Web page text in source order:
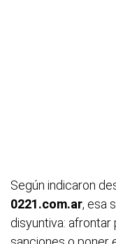
Según indicaron
0221.com.ar, esa
disyuntiva: afrontar